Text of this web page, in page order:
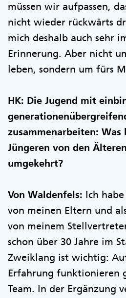
müssen wir aufpassen,
nicht wieder rückwärts
mich deshalb auch sehr
Erinnerung. Aber nicht
leben, sondern um fürs
HK: Die Jugend mit
zusammenarbeiten: Was
Jüngeren von den
umgekehrt?
Von Waldenfels: Ich
von meinen Eltern und
von meinem
schon über 30 Jahre im
Zweiklang ist wichtig:
Erfahrung funktionieren
Team. In der Ergänzung